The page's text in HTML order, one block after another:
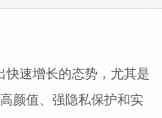
速增长的态势，尤其是
颜值、强隐私保护和实